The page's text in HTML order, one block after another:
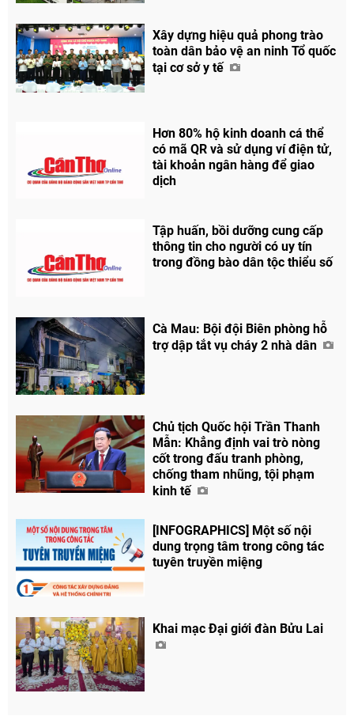
Xây dựng hiệu quả phong trào
toàn dân bảo vệ an ninh Tổ quốc
tại cơ sở y tế
Hơn 80% hộ kinh doanh cá thể
có mã QR và sử dụng ví điện tử,
tài khoản ngân hàng để giao
dịch
Tập huấn, bồi dưỡng cung cấp
thông tin cho người có uy tín
trong đồng bào dân tộc thiểu số
Cà Mau: Bội đội Biên phòng hỗ
trợ dập tắt vụ cháy 2 nhà dân
Chủ tịch Quốc hội Trần Thanh
Mẫn: Khẳng định vai trò nòng
cốt trong đấu tranh phòng,
chống tham nhũng, tội phạm
kinh tế
[INFOGRAPHICS] Một số nội
dung trọng tâm trong công tác
tuyên truyền miệng
Khai mạc Đại giới đàn Bửu Lai